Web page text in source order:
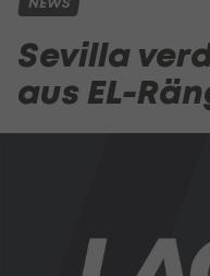
Sevilla
aus EL-